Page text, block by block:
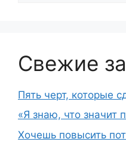
Свежие
Пять черт, которые
«Я знаю, что значит
Хочешь повысить